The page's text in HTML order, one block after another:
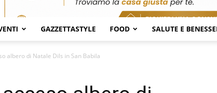
GAZZETTASTYLE FOOD SALUTE E
albero di Natale Dils in San Babila